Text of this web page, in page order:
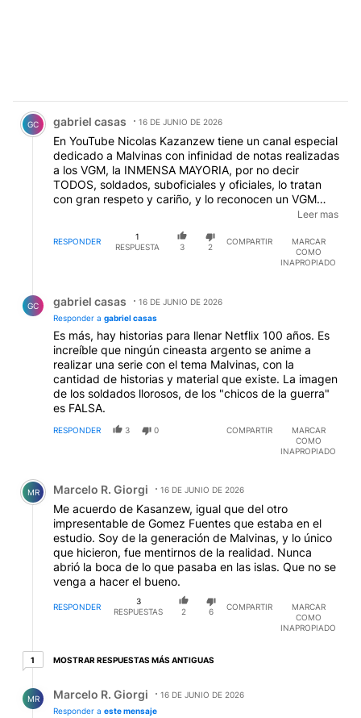
Comentario de gabriel casas.
GC gabriel casas 16 DE JUNIO DE 2026
En YouTube Nicolas Kazanzew tiene un canal especial
dedicado a Malvinas con infinidad de notas realizadas
a los VGM, la INMENSA MAYORIA, por no decir
TODOS, soldados, suboficiales y oficiales, lo tratan
con gran respeto y cariño, y lo reconocen un VGM
más. Hay entrevistas realmente asombrosas que te
llenan de admiración del compromiso y coraje de los
nuestros. Compruebenlo ustedes mismos.
https://www.youtube.com/@NicolasKasanzew
Leer mas
RESPONDER
1
RESPUESTA
3 2
COMPARTIR
MARCAR
COMO
INAPROPIADO
GC gabriel casas
16 DE JUNIO DE 2026
Responder a gabriel casas
Es más, hay historias para llenar Netflix 100 años. Es
increíble que ningún cineasta argento se anime a
realizar una serie con el tema Malvinas, con la
cantidad de historias y material que existe. La imagen
de los soldados llorosos, de los "chicos de la guerra"
es FALSA.
RESPONDER 3 0 COMPARTIR
MARCAR
COMO
INAPROPIADO
Comentario de Marcelo R. Giorgi.
MR Marcelo R. Giorgi 16 DE JUNIO DE 2026
Me acuerdo de Kasanzew, igual que del otro
impresentable de Gomez Fuentes que estaba en el
estudio. Soy de la generación de Malvinas, y lo único
que hicieron, fue mentirnos de la realidad. Nunca
abrió la boca de lo que pasaba en las islas. Que no se
venga a hacer el bueno.
RESPONDER
3
RESPUESTAS
2 6
COMPARTIR
MARCAR
COMO
INAPROPIADO
11 respuesta más antiguas
MOSTRAR RESPUESTAS MÁS ANTIGUAS
MR Marcelo R. Giorgi
16 DE JUNIO DE 2026
Responder a este mensaje